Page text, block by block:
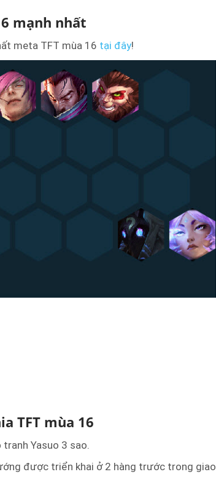
mạnh nhất
meta TFT mùa 16 tại đây!
TFT mùa 16
Yasuo 3 sao.
được triển khai ở 2 hàng trước trong giao